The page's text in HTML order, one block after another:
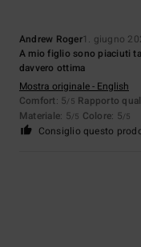
Andrew Roger1. giugno
A mio figlio sono piaciuti
davvero ottima
Mostra originale - English
Comfort: 5/5 Rapporto
Materiale: 5/5 Colore: 5/5
Consiglio questo